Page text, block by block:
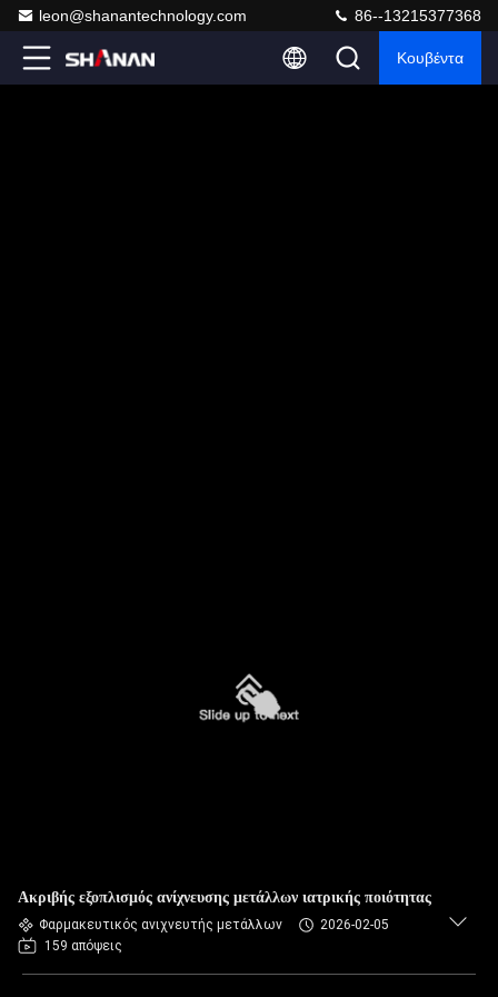
leon@shanantechnology.com 86--13215377368
Κουβέντα
Ακριβής εξοπλισμός ανίχνευσης μετάλλων ιατρικής ποιότητας
Φαρμακευτικός ανιχνευτής μετάλλων
2026-02-05
159 απόψεις